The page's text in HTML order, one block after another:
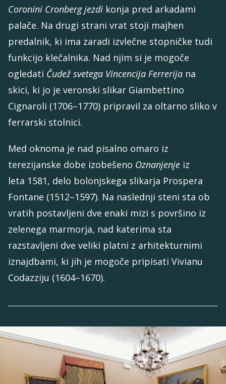
Coronini Cronberg jezdi konja pred arkadami
palače. Na drugi strani vrat stoji majhen
predalnik, ki ima zaradi izvlečne stopničke tudi
funkcijo klečalnika. Nad njim si je mogoče
ogledati Čudež svetega Vincencija Ferrerija na
skici, ki jo je veronski slikar Giambettino
Cignaroli (1706–1770) pripravil za oltarno sliko v
ferrarski stolnici.
Med oknoma je nad pisalno omaro iz
terezijanske dobe izobešeno Oznanjenje iz
leta 1581, delo bolonjskega slikarja Prospera
Fontane (1512–1597). Na naslednji steni sta ob
vratih postavljeni dve enaki mizi s površino iz
zelenega marmorja, nad katerima sta
razstavljeni dve veliki platni z arhitekturnimi
iznajdbami, ki jih je mogoče pripisati Vivianu
Codazziju (1604–1670).